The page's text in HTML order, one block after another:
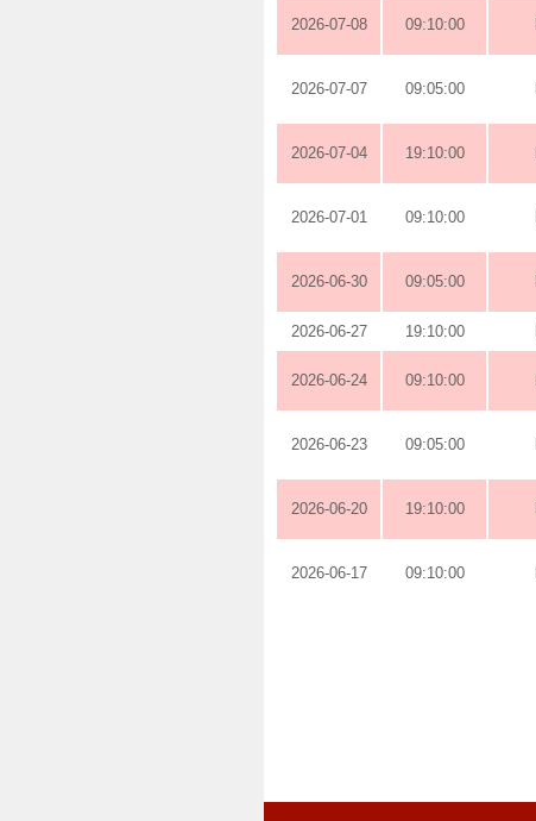
2026-07-08 09:10:00
2026-07-07 09:05:00
2026-07-04 19:10:00
2026-07-01 09:10:00
2026-06-30 09:05:00
2026-06-27 19:10:00
2026-06-24 09:10:00
2026-06-23 09:05:00
2026-06-20 19:10:00
2026-06-17 09:10:00